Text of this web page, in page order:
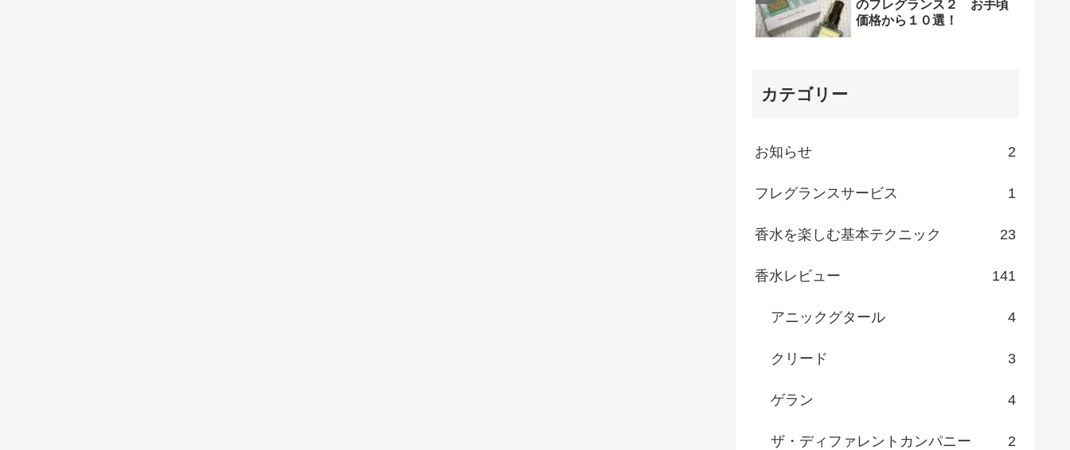
のフレグランス２ お手頃
価格から１０選！
カテゴリー
お知らせ 2
フレグランスサービス 1
香水を楽しむ基本テクニック 23
香水レビュー 141
アニックグタール 4
クリード 3
ゲラン 4
ザ・ディファレントカンパニー 2